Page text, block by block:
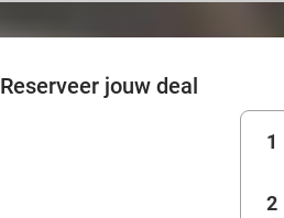
Reserveer jouw deal
1
2